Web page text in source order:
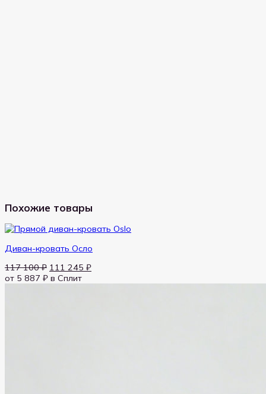
Похожие товары
Диван-кровать Осло
117 100₽ Первоначальная
цена
111 245 ₽Текущая
от 5 887 ₽ в Сплит